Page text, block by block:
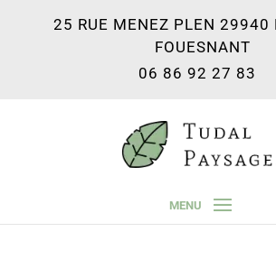
25 RUE MENEZ PLEN 29940
FOUESNANT
06 86 92 27 83